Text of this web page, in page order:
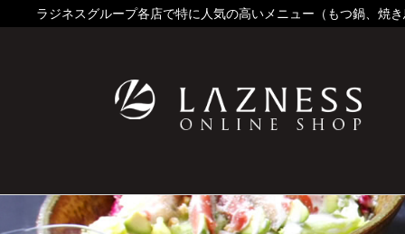
ラジネスグループ各店で特に人気の高いメニュー（もつ鍋、焼